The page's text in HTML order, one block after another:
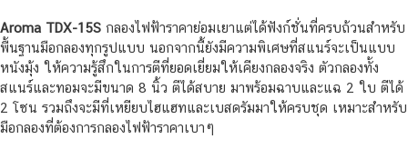
Aroma TDX-15S กลองไฟฟ้าราคาย่อมเยาแต่ได้ฟังก์ชั่นที่ครบถ้วนสำหรับ
พื้นฐานมือกลองทุกรูปแบบ นอกจากนี้ยังมีความพิเศษที่สแนร์จะเป็นแบบ
หนังมุ้ง ให้ความรู้สึกในการตีที่ยอดเยี่ยมให้เคียงกลองจริง ตัวกลองทั้ง
สแนร์และทอมจะมีขนาด 8 นิ้ว ตีได้สบาย มาพร้อมฉาบและแฉ 2 ใบ ตีได้
2 โซน รวมถึงจะมีที่เหยียบไฮแฮทและเบสดรัมมาให้ครบชุด เหมาะสำหรับ
มือกลองที่ต้องการกลองไฟฟ้าราคาเบาๆ